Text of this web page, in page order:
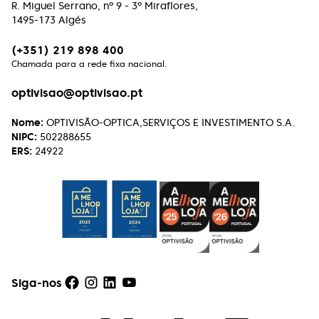
é o compromisso desta equipe.
Paulo Machado
Excelente atendimento e serviço aos clientes. A
simpatia com que tratam, de forma soberba, de
escolher lá os próximos óculos!
Rui Caseiro
Uma óptica de excelência, a todos os níveis!
R. Miguel Serrano, nº 9 - 3º Miraflores,
1495-173 Algés
(+351) 219 898 400
Chamada para a rede fixa nacional.
optivisao@optivisao.pt
Nome: OPTIVISÃO-OPTICA,SERVIÇOS E INVESTIMENTO S.A.
NIPC: 502288655
ERS: 24922
Siga-nos